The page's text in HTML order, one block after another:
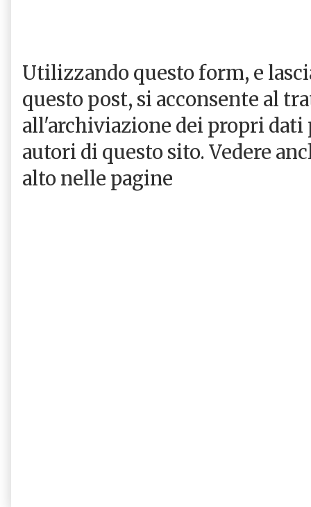
Utilizzando questo form, e
questo post, si acconsente al
all'archiviazione dei propri dati
autori di questo sito. Vedere
alto nelle pagine